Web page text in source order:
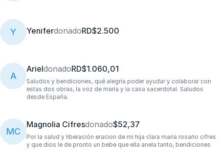
Y YeniferdonadoRD$2.500
A
ArieldonadoRD$1.060,01
Saludos y bendiciones, qué alegría poder ayudar y colaborar con
estas dos obras, la voz de maría y la casa sacerdotal. Saludos
desde España.
MC
Magnolia Cifresdonado$52,37
Por la salud y liberación eracion de mi hija clara maria rosario cifres
y que dios le de pronto un bebe que ella anela tanto, bendiciones